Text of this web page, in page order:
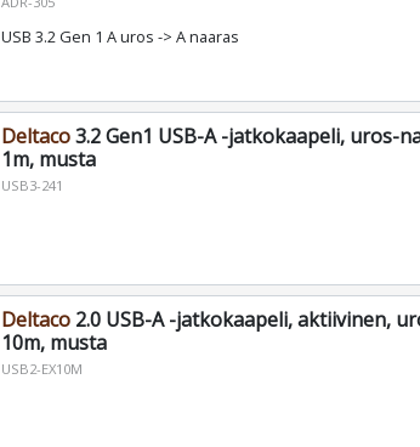
USB 3.2 Gen 1 A uros -> A naaras
Deltaco3.2 Gen1 USB-A -jatkokaapeli, uros-
1m, musta
USB3-241
Deltaco2.0 USB-A -jatkokaapeli, aktiivinen,
10m, musta
USB2-EX10M